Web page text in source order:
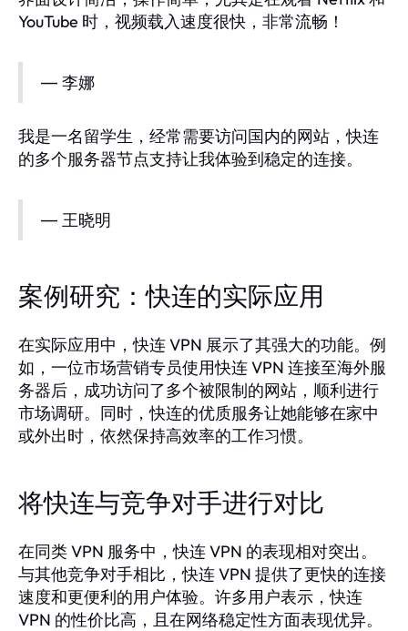
YouTube 时，视频载入速度很快，非常流畅！
— 李娜
我是一名留学生，经常需要访问国内的网站，快连
的多个服务器节点支持让我体验到稳定的连接。
— 王晓明
案例研究：快连的实际应用
在实际应用中，快连 VPN 展示了其强大的功能。例
如，一位市场营销专员使用快连 VPN 连接至海外服
务器后，成功访问了多个被限制的网站，顺利进行
市场调研。同时，快连的优质服务让她能够在家中
或外出时，依然保持高效率的工作习惯。
将快连与竞争对手进行对比
在同类 VPN 服务中，快连 VPN 的表现相对突出。
与其他竞争对手相比，快连 VPN 提供了更快的连接
速度和更便利的用户体验。许多用户表示，快连
VPN 的性价比高，且在网络稳定性方面表现优异。